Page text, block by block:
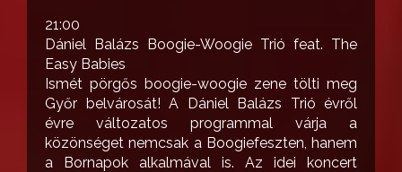
21:00
Dániel Balázs Boogie-Woogie Trió feat. The
Easy Babies
Ismét pörgős boogie-woogie zene tölti meg
Győr belvárosát! A Dániel Balázs Trió évről
évre változatos programmal várja a
közönséget nemcsak a Boogiefeszten, hanem
a Bornapok alkalmával is. Az idei koncert